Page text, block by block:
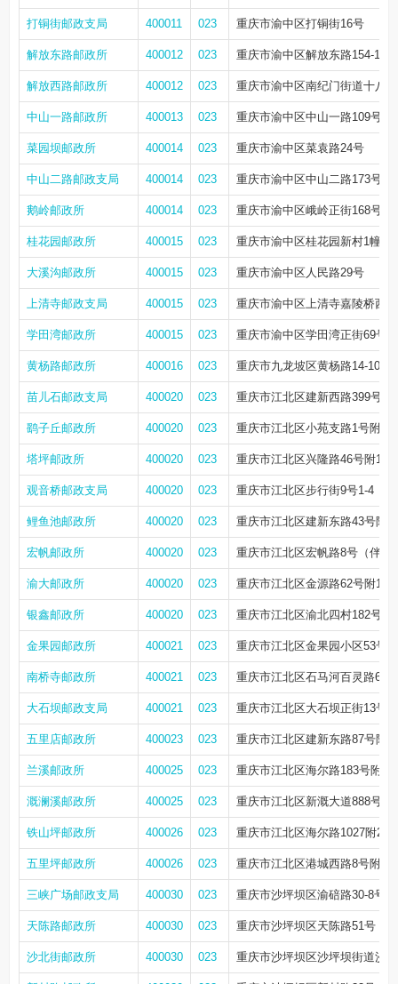
打铜街邮政支局 400011 023 重庆市渝中区打铜街16号
解放东路邮政所 400012 023 重庆市渝中区解放东路154-1号
解放西路邮政所 400012 023 重庆市渝中区南纪门街道十八
中山一路邮政所 400013 023 重庆市渝中区中山一路109号附
菜园坝邮政所 400014 023 重庆市渝中区菜袁路24号
中山二路邮政支局 400014 023 重庆市渝中区中山二路173号
鹅岭邮政所 400014 023 重庆市渝中区峨岭正街168号B
桂花园邮政所 400015 023 重庆市渝中区桂花园新村1幢第
大溪沟邮政所 400015 023 重庆市渝中区人民路29号
上清寺邮政支局 400015 023 重庆市渝中区上清寺嘉陵桥西
学田湾邮政所 400015 023 重庆市渝中区学田湾正街69号
黄杨路邮政所 400016 023 重庆市九龙坡区黄杨路14-10号
苗儿石邮政支局 400020 023 重庆市江北区建新西路399号附
鹞子丘邮政所 400020 023 重庆市江北区小苑支路1号附1号
塔坪邮政所 400020 023 重庆市江北区兴隆路46号附1、
观音桥邮政支局 400020 023 重庆市江北区步行街9号1-4
鲤鱼池邮政所 400020 023 重庆市江北区建新东路43号附1
宏帆邮政所 400020 023 重庆市江北区宏帆路8号（伴
渝大邮政所 400020 023 重庆市江北区金源路62号附11
银鑫邮政所 400020 023 重庆市江北区渝北四村182号1-
金果园邮政所 400021 023 重庆市江北区金果园小区53号
南桥寺邮政所 400021 023 重庆市江北区石马河百灵路67号
大石坝邮政支局 400021 023 重庆市江北区大石坝正街13号
五里店邮政所 400023 023 重庆市江北区建新东路87号附6
兰溪邮政所 400025 023 重庆市江北区海尔路183号附3
溉澜溪邮政所 400025 023 重庆市江北区新溉大道888号1
铁山坪邮政所 400026 023 重庆市江北区海尔路1027附2
五里坪邮政所 400026 023 重庆市江北区港城西路8号附1
三峡广场邮政支局 400030 023 重庆市沙坪坝区渝碚路30-8号
天陈路邮政所 400030 023 重庆市沙坪坝区天陈路51号
沙北街邮政所 400030 023 重庆市沙坪坝区沙坪坝街道沙